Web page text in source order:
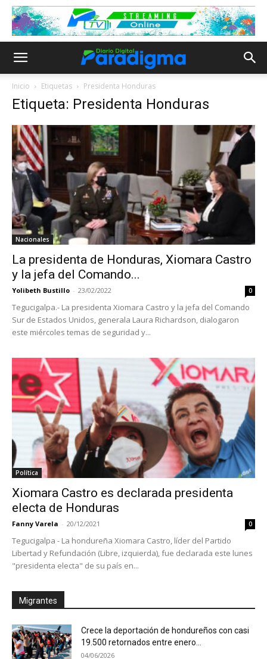
Inicio Etiquetas Presidenta Honduras
Etiqueta: Presidenta Honduras
Nacionales
La presidenta de Honduras, Xiomara Castro
y la jefa del Comando...
Yolibeth Bustillo - 23/02/2022 0
Tegucigalpa.- La presidenta Xiomara Castro y la jefa del Comando
Sur de Estados Unidos, generala Laura Richardson, dialogaron
este miércoles temas de seguridad y...
Política
Xiomara Castro es declarada presidenta
electa de Honduras
Fanny Varela - 20/12/2021 0
Tegucigalpa - La hondureña Xiomara Castro, líder del Partido
Libertad y Refundación (Libre, izquierda), fue declarada este lunes
"presidenta electa" de su país en...
Migrantes
Crece la deportación de hondureños con casi
19.500 retornados entre enero...
04/06/2026